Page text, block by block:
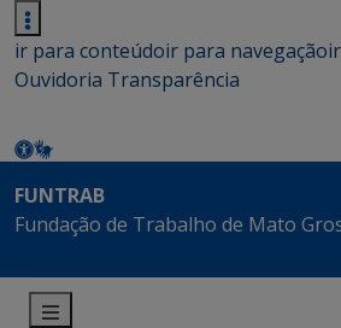
ir para conteúdoir para navegação
Ouvidoria Transparência
FUNTRAB
Fundação de Trabalho de Mato